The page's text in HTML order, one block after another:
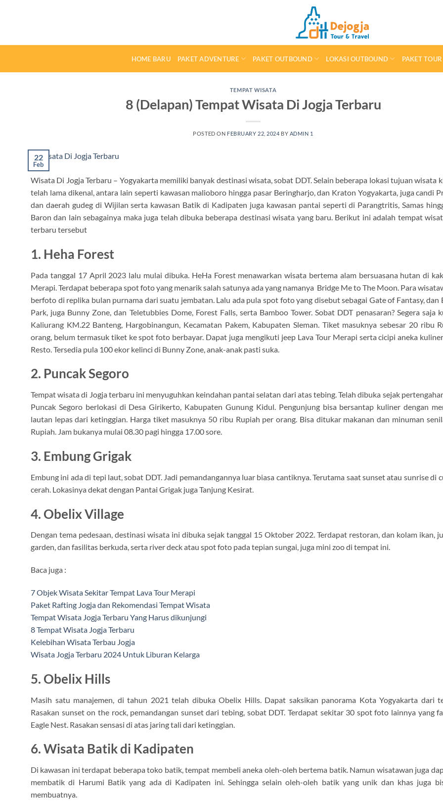
HOME BARU PAKET ADVENTURE PAKET OUTBOUND LOKASI OUTBOUND PAKET TOUR
TEMPAT WISATA
8 (Delapan) Tempat Wisata Di Jogja Terbaru
POSTED ON FEBRUARY 22, 2024 BY ADMIN 1
22
Feb
Wisata Di Jogja Terbaru – Yogyakarta memiliki banyak destinasi wisata, sobat DDT. Selain beberapa lokasi tujuan wisata
telah lama dikenal, antara lain seperti kawasan malioboro hingga pasar Beringharjo, dan Kraton Yogyakarta, juga candi
dan daerah gudeg di Wijilan serta kawasan Batik di Kadipaten juga kawasan pantai seperti di Parangtritis, Samas
Baron dan lain sebagainya maka juga telah dibuka beberapa destinasi wisata yang baru. Berikut ini adalah tempat
terbaru tersebut
1. Heha Forest
Pada tanggal 17 April 2023 lalu mulai dibuka. HeHa Forest menawarkan wisata bertema alam bersuasana hutan di
Merapi. Terdapat beberapa spot foto yang menarik salah satunya ada yang namanya Bridge Me to The Moon. Para
berfoto di replika bulan purnama dari suatu jembatan. Lalu ada pula spot foto yang disebut sebagai Gate of Fantasy, dan
Park, juga Bunny Zone, dan Teletubbies Dome, Forest Falls, serta Bamboo Tower. Sobat DDT penasaran? Segera saja
Kaliurang KM.22 Banteng, Hargobinangun, Kecamatan Pakem, Kabupaten Sleman. Tiket masuknya sebesar 20 ribu
orang, belum termasuk tiket ke spot foto berbayar. Dapat juga mengikuti jeep Lava Tour Merapi serta cicipi aneka
Resto. Tersedia pula 100 ekor kelinci di Bunny Zone, anak-anak pasti suka.
2. Puncak Segoro
Tempat wisata di Jogja terbaru ini menyuguhkan keindahan pantai selatan dari atas tebing. Telah dibuka sejak
Puncak Segoro berlokasi di Desa Girikerto, Kabupaten Gunung Kidul. Pengunjung bisa bersantap kuliner dengan
lautan lepas dari ketinggian. Harga tiket masuknya 50 ribu Rupiah per orang. Bisa ditukar makanan dan minuman
Rupiah. Jam bukanya mulai 08.30 pagi hingga 17.00 sore.
3. Embung Grigak
Embung ini ada di tepi laut, sobat DDT. Jadi pemandangannya luar biasa cantiknya. Terutama saat sunset atau sunrise di
cerah. Lokasinya dekat dengan Pantai Grigak juga Tanjung Kesirat.
4. Obelix Village
Dengan tema pedesaan, destinasi wisata ini dibuka sejak tanggal 15 Oktober 2022. Terdapat restoran, dan kolam ikan,
garden, dan fasilitas berkuda, serta river deck atau spot foto pada tepian sungai, juga mini zoo di tempat ini.
Baca juga :
7 Objek Wisata Sekitar Tempat Lava Tour Merapi
Paket Rafting Jogja dan Rekomendasi Tempat Wisata
Tempat Wisata Jogja Terbaru Yang Harus dikunjungi
8 Tempat Wisata Jogja Terbaru
Kelebihan Wisata Terbau Jogja
Wisata Jogja Terbaru 2024 Untuk Liburan Kelarga
5. Obelix Hills
Masih satu manajemen, di tahun 2021 telah dibuka Obelix Hills. Dapat saksikan panorama Kota Yogyakarta dari
Rasakan sunset on the rock, pemandangan sunset dari tebing, sobat DDT. Terdapat sekitar 30 spot foto lainnya yang
Eagle Nest. Rasakan sensasi di atas jaring tali dari ketinggian.
6. Wisata Batik di Kadipaten
Di kawasan ini terdapat beberapa toko batik, tempat membeli aneka oleh-oleh bertema batik. Namun wisatawan juga
membatik di Harumi Batik yang ada di Kadipaten ini. Sehingga selain oleh-oleh batik yang unik dan khas juga
membuatnya.